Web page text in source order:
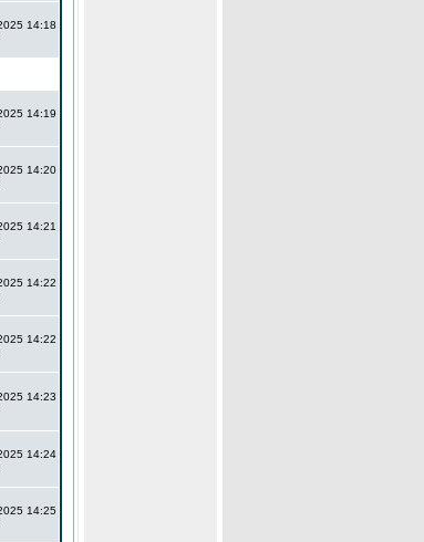
14:18
14:19
14:20
14:21
14:22
14:22
14:23
14:24
14:25